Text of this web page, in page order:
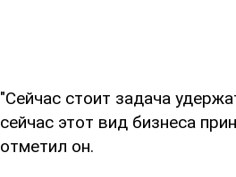
"Сейчас стоит задача
сейчас этот вид бизнеса
отметил он.